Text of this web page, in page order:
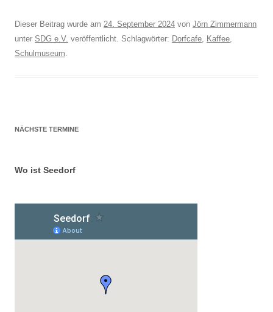
Dieser Beitrag wurde am 24. September 2024 von Jörn Zimmermann
unter SDG e.V. veröffentlicht. Schlagwörter: Dorfcafe, Kaffee,
Schulmuseum.
NÄCHSTE TERMINE
Wo ist Seedorf